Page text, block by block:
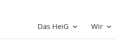
Das HeiG Wir